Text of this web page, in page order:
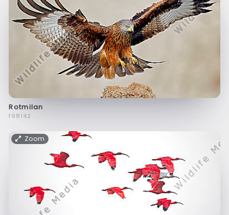
Rotmilan
f98142
Zoom